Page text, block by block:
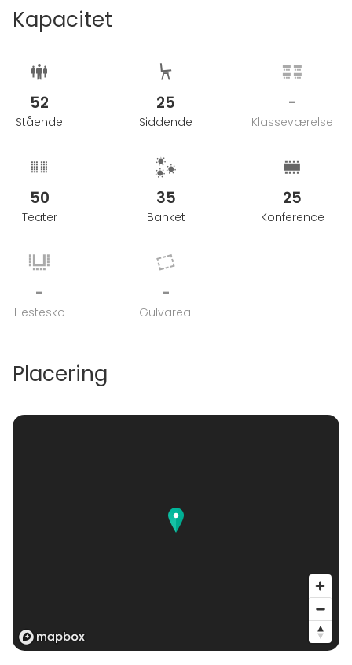
Kapacitet
52
Stående
25
Siddende
-
Klasseværelse
50
Teater
35
Banket
25
Konference
-
Hestesko
-
Gulvareal
Placering